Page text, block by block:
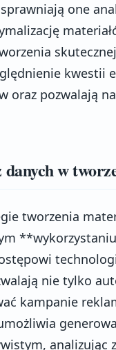
one
kwestii
oraz pozwalają
w
tworzenia
nie tylko
kampanie
analizując